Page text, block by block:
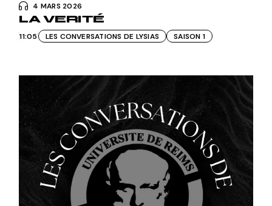
4 MARS 2026
LA VERITÉ
11:05 LES CONVERSATIONS DE LYSIAS SAISON 1